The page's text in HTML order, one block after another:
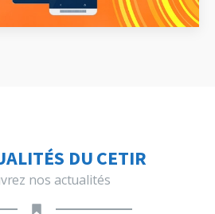
DU CETIR
nos actualités